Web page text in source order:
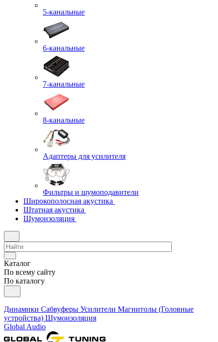
5-канальные
6-канальные
7-канальные
8-канальные
Адаптеры для усилителя
Фильтры и шумоподавители
Широкополосная акустика
Штатная акустика
Шумоизоляция
Каталог
По всему сайту
По каталогу
Динамики Сабвуферы Усилители Магнитолы (Головные
устройства) Шумоизоляция
Global Audio